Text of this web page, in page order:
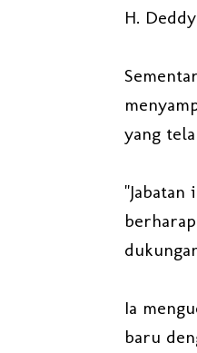
H.
yang
Ia
baru